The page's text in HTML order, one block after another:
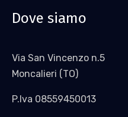
Dove siamo
Via San Vincenzo n.5
Moncalieri (TO)
P.Iva 08559450013